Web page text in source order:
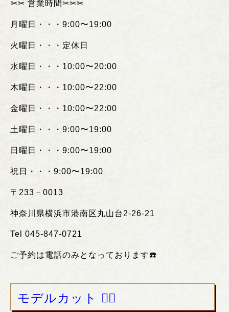
︎✂︎✂︎ 営業時間✂︎✂︎✂︎
月曜日・・・ 9:00〜19:00
火曜日・・・定休日
水曜日・・・ 10:00〜20:00
木曜日・・・ 10:00〜22:00
金曜日・・・ 10:00〜22:00
土曜日・・・ 9:00〜19:00
日曜日・・・ 9:00〜19:00
祝日・・・ 9:00〜19:00
〒 233 － 0013
神奈川県横浜市港南区丸山台 2-26-21
Tel 045-847-0721
ご予約は電話のみとなっております☎️
モデルカット ❤️‍🔥